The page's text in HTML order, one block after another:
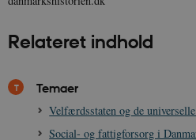
Relateret indhold
Temaer
Velfærdsstaten og de
Social- og fattigforsorg i